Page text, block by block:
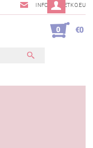
INFO@BABETKO.EU
0 €0